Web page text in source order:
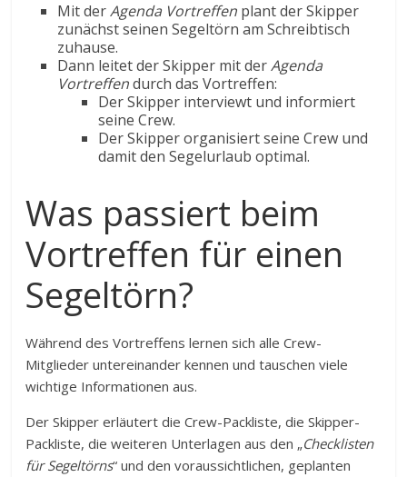
Mit derAgenda Vortreffen plant der Skipper
zunächst seinen Segeltörn am Schreibtisch
zuhause.
Dann leitet der Skipper mit derAgenda
Vortreffendurch das Vortreffen:
Der Skipper interviewt und informiert
seine Crew.
Der Skipper organisiert seine Crew und
damit den Segelurlaub optimal.
Was passiert beim
Vortreffen für einen
Segeltörn?
Während des Vortreffens lernen sich alle Crew-
Mitglieder untereinander kennen und tauschen viele
wichtige Informationen aus.
Der Skipper erläutert die Crew-Packliste, die Skipper-
Packliste, die weiteren Unterlagen aus den „Checklisten
für Segeltörns“ und den voraussichtlichen, geplanten